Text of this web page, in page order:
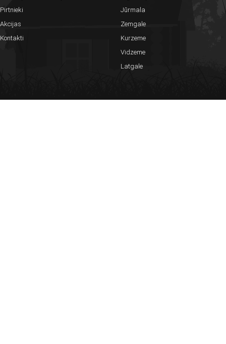
Pirtnieki
Akcijas
Kontakti
Jūrmala
Zemgale
Kurzeme
Vidzeme
Latgale